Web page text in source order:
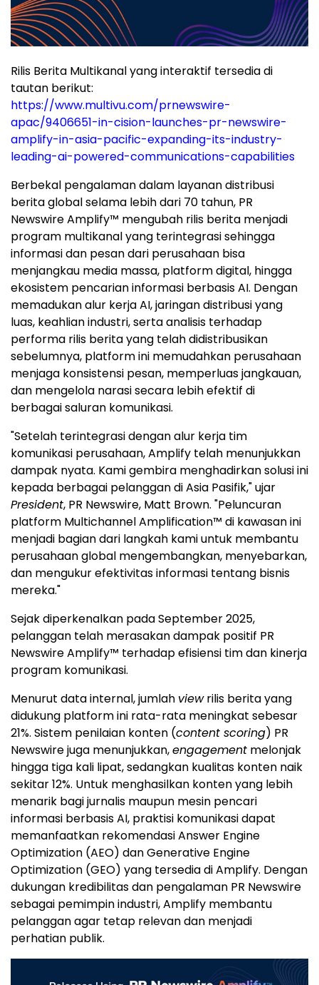
Rilis Berita Multikanal yang interaktif tersedia di
tautan berikut:
https://www.multivu.com/prnewswire-
apac/9406651-in-cision-launches-pr-newswire-
amplify-in-asia-pacific-expanding-its-industry-
leading-ai-powered-communications-capabilities
Berbekal pengalaman dalam layanan distribusi
berita global selama lebih dari 70 tahun, PR
Newswire Amplify™ mengubah rilis berita menjadi
program multikanal yang terintegrasi sehingga
informasi dan pesan dari perusahaan bisa
menjangkau media massa, platform digital, hingga
ekosistem pencarian informasi berbasis AI. Dengan
memadukan alur kerja AI, jaringan distribusi yang
luas, keahlian industri, serta analisis terhadap
performa rilis berita yang telah didistribusikan
sebelumnya, platform ini memudahkan perusahaan
menjaga konsistensi pesan, memperluas jangkauan,
dan mengelola narasi secara lebih efektif di
berbagai saluran komunikasi.
"Setelah terintegrasi dengan alur kerja tim
komunikasi perusahaan, Amplify telah menunjukkan
dampak nyata. Kami gembira menghadirkan solusi ini
kepada berbagai pelanggan di Asia Pasifik," ujar
President, PR Newswire, Matt Brown. "Peluncuran
platform Multichannel Amplification™ di kawasan ini
menjadi bagian dari langkah kami untuk membantu
perusahaan global mengembangkan, menyebarkan,
dan mengukur efektivitas informasi tentang bisnis
mereka."
Sejak diperkenalkan pada September 2025,
pelanggan telah merasakan dampak positif PR
Newswire Amplify™ terhadap efisiensi tim dan kinerja
program komunikasi.
Menurut data internal, jumlah viewrilis berita yang
didukung platform ini rata-rata meningkat sebesar
21%. Sistem penilaian konten (content scoring) PR
Newswire juga menunjukkan,engagement melonjak
hingga tiga kali lipat, sedangkan kualitas konten naik
sekitar 12%. Untuk menghasilkan konten yang lebih
menarik bagi jurnalis maupun mesin pencari
informasi berbasis AI, praktisi komunikasi dapat
memanfaatkan rekomendasi Answer Engine
Optimization (AEO) dan Generative Engine
Optimization (GEO) yang tersedia di Amplify. Dengan
dukungan kredibilitas dan pengalaman PR Newswire
sebagai pemimpin industri, Amplify membantu
pelanggan agar tetap relevan dan menjadi
perhatian publik.